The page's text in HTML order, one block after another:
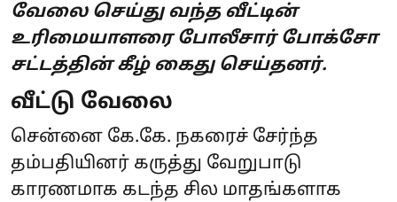
வேலை செய்து வந்த வீட்டின்
உரிமையாளரை போலீசார் போக்சோ
சட்டத்தின் கீழ் கைது செய்தனர்.
வீட்டு வேலை
சென்னை கே.கே. நகரைச் சேர்ந்த
தம்பதியினர் கருத்து வேறுபாடு
காரணமாக கடந்த சில மாதங்களாக